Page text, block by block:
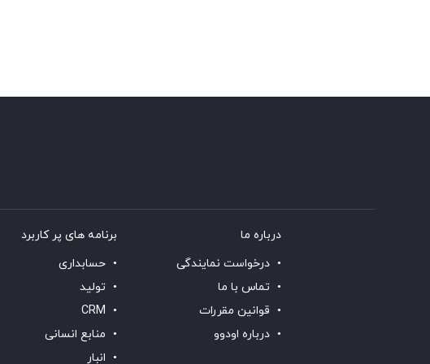
درباره ما
درخواست نمایندگی
تماس با ما
قوانین مقررات
درباره اودوو
برنامه های پر کاربرد
حسابداری
تولید
CRM
منابع انسانی
انبار